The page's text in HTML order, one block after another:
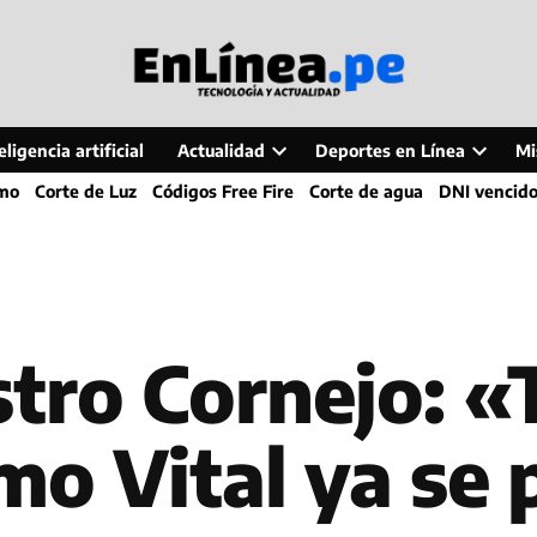
artificial Actualidad
Open
dropdown
Deportes en Línea
Open
dropdown
Corte de Luz Códigos Free Fire Corte de agua DNI vencido
Cornejo:
Vital ya se